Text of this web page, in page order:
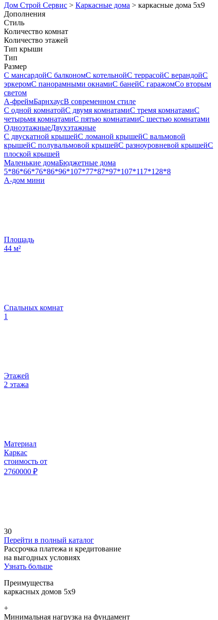
Дом Строй Сервис > Каркасные дома > каркасные дома 5х9
Дополнения
Стиль
Количество комнат
Количество этажей
Тип крыши
Тип
Размер
С мансардойС балкономС котельнойС террасойС верандойС
эркеромС панорамными окнамиС банейС гаражомСо вторым
светом
А-фреймБарнхаусВ современном стиле
С одной комнатойС двумя комнатамиС тремя комнатамиС
четырьмя комнатамиС пятью комнатамиС шестью комнатами
ОдноэтажныеДвухэтажные
С двускатной крышейС ломаной крышейС вальмовой
крышейС полувальмовой крышейС разноуровневой крышейС
плоской крышей
Маленькие домаБюджетные дома
5*86*66*76*86*96*107*77*87*97*107*11 7*128*8
А-дом мини
Площадь
44 м²
Спальных комнат
1
Этажей
2 этажа
Материал
Каркас
стоимость от
2760000 ₽
30
Перейти в полный каталог
Рассрочка платежа и кредитование
на выгодных условиях
Узнать больше
Преимущества
каркасных домов 5х9
+
Минимальная нагрузка на фундамент